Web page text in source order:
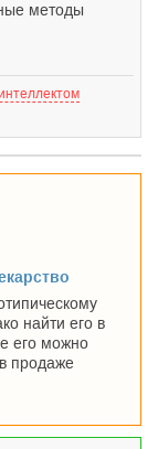
методы
найти его в
его можно
продаже